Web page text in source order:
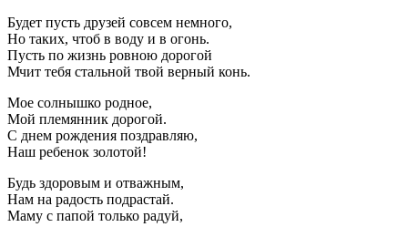
Будет пусть друзей совсем немного,
Но таких, чтоб в воду и в огонь.
Пусть по жизнь ровною дорогой
Мчит тебя стальной твой верный конь.
Мое солнышко родное,
Мой племянник дорогой.
С днем рождения поздравляю,
Наш ребенок золотой!
Будь здоровым и отважным,
Нам на радость подрастай.
Маму с папой только радуй,